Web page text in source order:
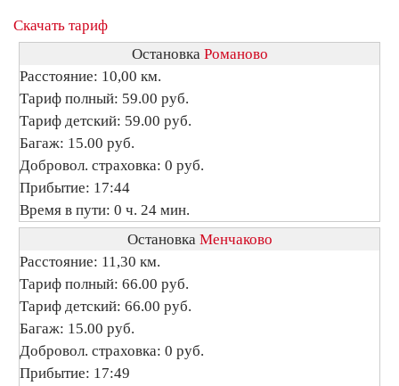
Скачать тариф
Остановка Романово
Расстояние: 10,00 км.
Тариф полный: 59.00 руб.
Тариф детский: 59.00 руб.
Багаж: 15.00 руб.
Добровол. страховка: 0 руб.
Прибытие: 17:44
Время в пути: 0 ч. 24 мин.
Остановка Менчаково
Расстояние: 11,30 км.
Тариф полный: 66.00 руб.
Тариф детский: 66.00 руб.
Багаж: 15.00 руб.
Добровол. страховка: 0 руб.
Прибытие: 17:49